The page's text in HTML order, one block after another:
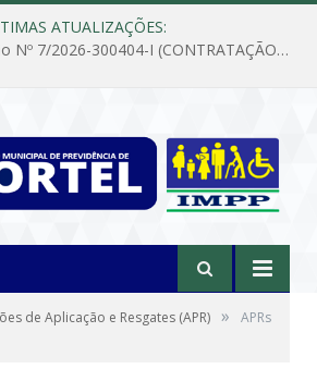
ATUALIZAÇÕES:
Dispensa de Licitação Nº 7/2026-300404-I (CONTRATAÇÃO DE EMPRESA PARA MANUTENÇÃO E REPARAÇÃO DE APARELHOS DE AR CONDICIONADO, EM ATENDIMENTO ÀS NECESSIDADES DO INSTITUTO DE PREVIDÊNCIA MUNICIPAL DE PORTEL/PA)
de Aplicação e Resgates (APR) »
APRs